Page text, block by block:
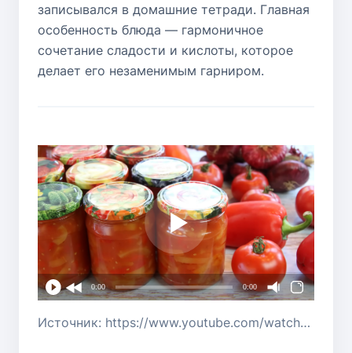
записывался в домашние тетради. Главная
особенность блюда — гармоничное
сочетание сладости и кислоты, которое
делает его незаменимым гарниром.
0:00 0:00
Источник: https://www.youtube.com/watch?v=8mdu-YjNMaU